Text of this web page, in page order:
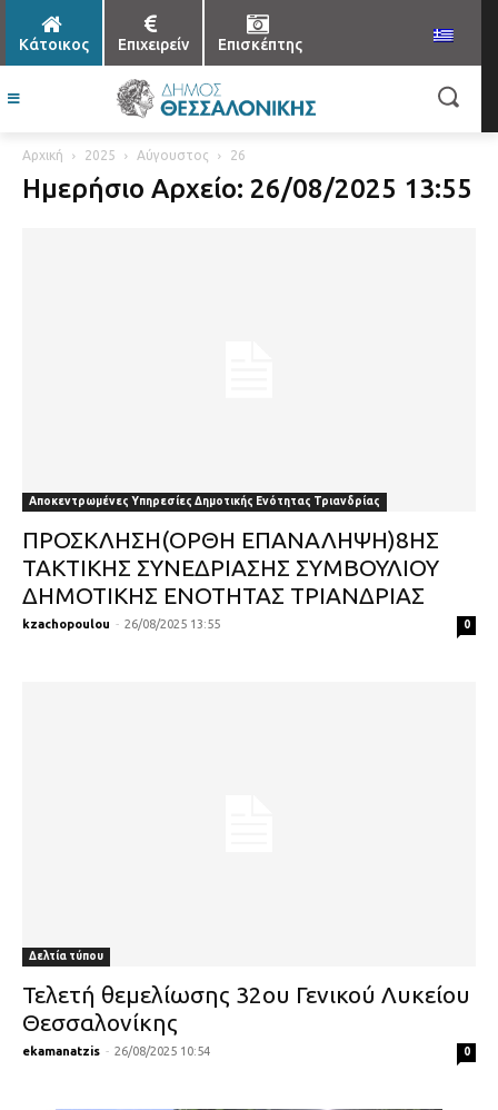
Κάτοικος Επιχειρείν Επισκέπτης
Αρχική 2025 Αύγουστος 26
Ημερήσιο Αρχείο: 26/08/2025 13:55
Αποκεντρωμένες Υπηρεσίες Δημοτικής Ενότητας Τριανδρίας
ΠΡΟΣΚΛΗΣΗ(ΟΡΘΗ ΕΠΑΝΑΛΗΨΗ)8ΗΣ
ΤΑΚΤΙΚΗΣ ΣΥΝΕΔΡΙΑΣΗΣ ΣΥΜΒΟΥΛΙΟΥ
ΔΗΜΟΤΙΚΗΣ ΕΝΟΤΗΤΑΣ ΤΡΙΑΝΔΡΙΑΣ
kzachopoulou - 26/08/2025 13:55 0
Δελτία τύπου
Τελετή θεμελίωσης 32ου Γενικού Λυκείου
Θεσσαλονίκης
ekamanatzis - 26/08/2025 10:54 0